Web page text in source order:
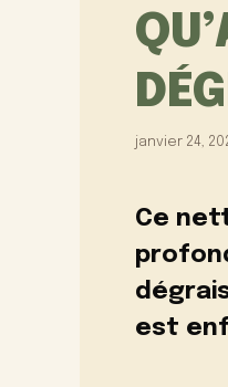
janvier 24,
Ce
est